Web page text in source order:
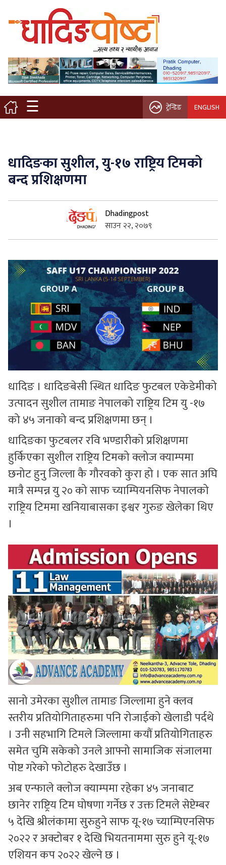
☰
मुख्य पृष्ठ
स्थानीय समाचार
विचार / ब्लग
नगर/गाउँ पालिका
कृषि/सहकारी
साहित्य / संस्कृति
सुचनाहरु
स्वास्थ्य
ट्रेन्डिङ ENGLISH
धादिङका सुशील, यु-१७ राष्ट्रिय टिमको
बन्द प्रशिक्षणमा
Dhadingpost
साउन २२, २०७९
धादिङ । धादिङबेसी स्थित धादिङ फुटबल एकेडेमीको
उत्पादन सुशील तामाङ नेपालको राष्ट्रिय टिम यु -१७
को ४५ जनाको बन्द प्रशिक्षणमा छन् ।
धादिङका फुटबलर रवि भण्डारीको प्रशिक्षणमा
हुर्किएका सुशील राष्ट्रिय टिमको क्लोज क्याम्पमा
छनोट हुनु जिल्ला कै गौरवको कुरा हो । एक सात अघि
मात्रै सम्पन्न यु २० को साफ च्याम्पियनसिफ नेपालको
राष्ट्रिय टिममा खनियाबासका इश्वर गुरुङ खेलेका थिए
।
सानो उमेरका सुशील तामाङ जिल्लामा हुने क्लव
स्तरीय प्रतियोगिताहरुमा पनि रोजाईको खेलाडी पर्दथे
। उनी सहभागि टिमले जिल्लामा कयौं प्रतियोगिताहरु
समेत चुमि सकेको उनले आफ्नो सामाजिक संजालमा
पोष्ट गरेको फोटोहरु देखाउँछ ।
अब एन्फाले क्लोज क्याम्पमा रहेका ४५ जनाबाट
छानेर राष्ट्रिय टिम घोषणा गर्नेछ र उक्त टिमले सेप्टेम्बर
५ देखि श्रीलंकामा सुरुहुने साफ यू-१७ च्याम्पिएनसिफ
२०२२ र अक्टोबर १ देखि भियतनाममा सुरु हुने यू-१७
एशियन कप २०२२ खेल्ने छ ।